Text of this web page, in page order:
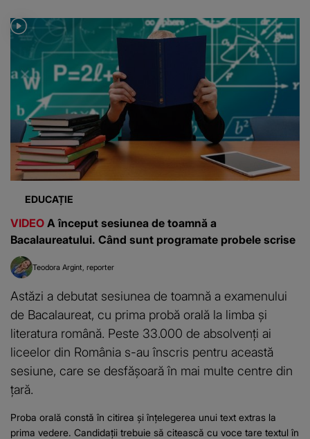
EDUCAȚIE
VIDEO A început sesiunea de toamnă a
Bacalaureatului. Când sunt programate probele scrise
Teodora Argint reporter
Astăzi a debutat sesiunea de toamnă a examenului
de Bacalaureat, cu prima probă orală la limba și
literatura română. Peste 33.000 de absolvenți ai
liceelor din România s-au înscris pentru această
sesiune, care se desfășoară în mai multe centre din
țară.
Proba orală constă în citirea și înțelegerea unui text extras la
prima vedere. Candidații trebuie să citească cu voce tare textul în